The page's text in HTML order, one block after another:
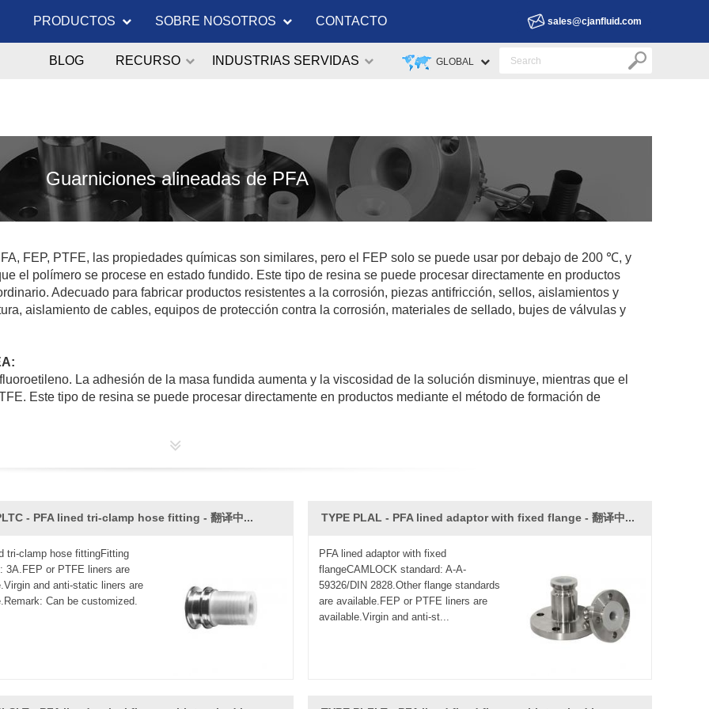
PRODUCTOS SOBRE NOSOTROS CONTACTO sales@cjanfluid.com
GLOBAL
BLOG RECURSO INDUSTRIAS SERVIDAS
Guarniciones alineadas de PFA
FEP, PTFE, las propiedades químicas son similares, pero el FEP solo se puede usar por debajo de 200 ℃, y
el polímero se procese en estado fundido. Este tipo de resina se puede procesar directamente en productos
Adecuado para fabricar productos resistentes a la corrosión, piezas antifricción, sellos, aislamientos y
aislamiento de cables, equipos de protección contra la corrosión, materiales de sellado, bujes de válvulas y
La adhesión de la masa fundida aumenta y la viscosidad de la solución disminuye, mientras que el
Este tipo de resina se puede procesar directamente en productos mediante el método de formación de
propiedades eléctricas, el aislamiento eléctrico no se ve afectado por la temperatura, con "el rey de plástico".
mejor que la del fluoruro de vinilideno.
de llama hasta grado V0
piezas resistentes al desgaste, sellos, aislamiento y piezas de equipos médicos.
contra la corrosión, materiales de sellado, casquillos de válvulas y contenedores de productos químicos a alta
insistimos en el desarrollo técnico, la innovación continua del producto para que nuestros productos cumplan
de grado alimenticio por fusión a alta temperatura y productos de acero inoxidable en conjunto, la superficie es
el rango de temperatura de -60 ℃ a + 230 ℃.
corrosivos fuertes, aire caliente, aceite caliente, vapor, etc.
- PFA lined tri-clamp hose fitting - 翻译中...
tri-clamp hose fittingFitting
3A.FEP or PTFE liners are
and anti-static liners are
Can be customized.
TYPE PLAL - PFA lined adaptor with fixed flange - 翻译中...
PFA lined adaptor with fixed
flangeCAMLOCK standard: A-A-
59326/DIN 2828.Other flange standards
are available.FEP or PTFE liners are
available.Virgin and anti-st...